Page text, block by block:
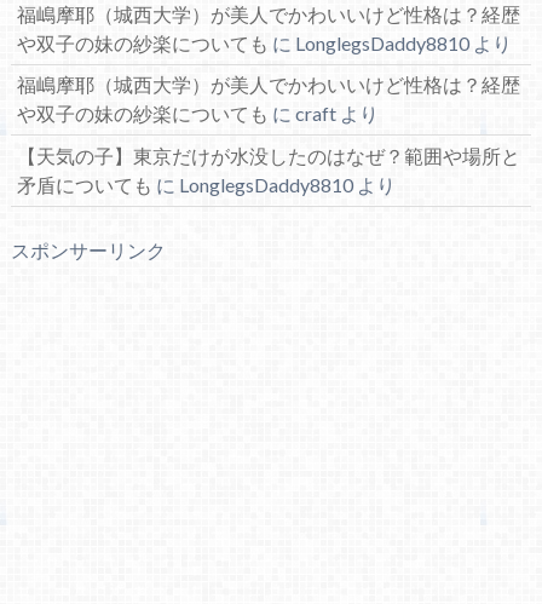
福嶋摩耶（城西大学）が美人でかわいいけど性格は？経歴
や双子の妹の紗楽についても に LonglegsDaddy8810より
福嶋摩耶（城西大学）が美人でかわいいけど性格は？経歴
や双子の妹の紗楽についても に craftより
【天気の子】東京だけが水没したのはなぜ？範囲や場所と
矛盾についても に LonglegsDaddy8810より
スポンサーリンク